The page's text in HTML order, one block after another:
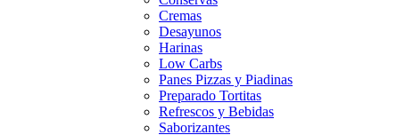
Cremas
Desayunos
Harinas
Low Carbs
Panes Pizzas y Piadinas
Preparado Tortitas
Refrescos y Bebidas
Saborizantes